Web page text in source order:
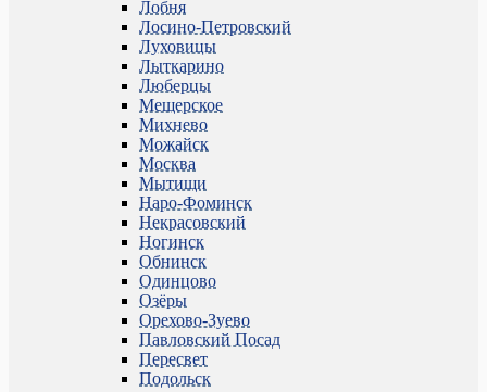
Лобня
Лосино-Петровский
Луховицы
Лыткарино
Люберцы
Мещерское
Михнево
Можайск
Москва
Мытищи
Наро-Фоминск
Некрасовский
Ногинск
Обнинск
Одинцово
Озёры
Орехово-Зуево
Павловский Посад
Пересвет
Подольск